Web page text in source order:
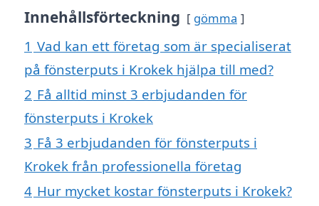
Innehållsförteckning gömma
1 Vad kan ett företag som är specialiserat
på fönsterputs i Krokek hjälpa till med?
2 Få alltid minst 3 erbjudanden för
fönsterputs i Krokek
3 Få 3 erbjudanden för fönsterputs i
Krokek från professionella företag
4 Hur mycket kostar fönsterputs i Krokek?